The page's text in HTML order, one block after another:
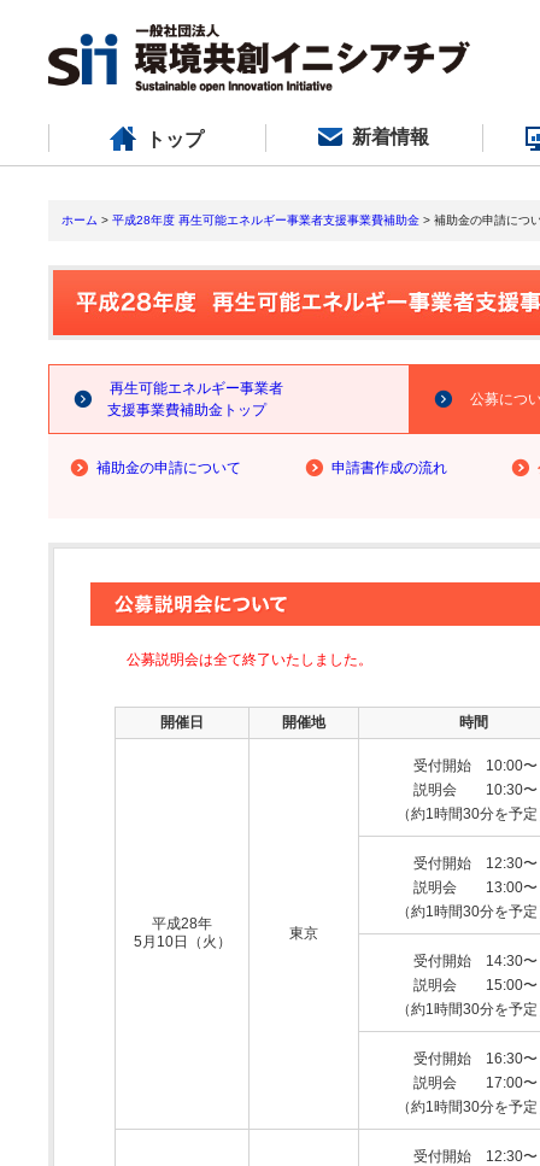
トップ 新着情報
ホーム > 平成28年度 再生可能エネルギー事業者支援事業費補助金 > 補助金の申請につ
再生可能エネルギー事業者
支援事業費補助金トップ
公募につ
補助金の申請について 申請書作成の流れ
公募説明会は全て終了いたしました。
開催日 開催地 時間
平成28年
5月10日（火）
東京
受付開始
10:00〜
説明会
10:30〜
（約1時間30分を予
受付開始
12:30〜
説明会
13:00〜
（約1時間30分を予
受付開始
14:30〜
説明会
15:00〜
（約1時間30分を予
受付開始
16:30〜
説明会
17:00〜
（約1時間30分を予
受付開始
12:30〜